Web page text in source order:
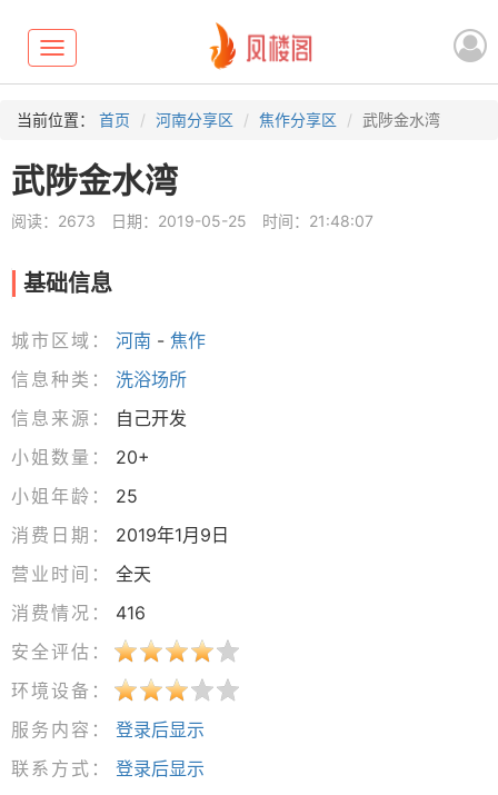
Toggle
navigation
当前位置： 首页 河南分享区 焦作分享区 武陟金水湾
武陟金水湾
阅读：2673 日期：2019-05-25 时间：21:48:07
基础信息
城市区域： 河南 - 焦作
信息种类：
洗浴场所
信息来源：
自己开发
小姐数量：
20+
小姐年龄：
25
消费日期：
2019年1月9日
营业时间：
全天
消费情况：
416
安全评估：
环境设备：
服务内容：
登录后显示
联系方式：
登录后显示